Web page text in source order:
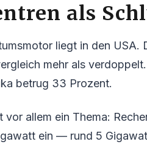
als
liegt in den USA.
mehr als
betrug 33 Prozent.
allem ein Thema:
ein — rund 5